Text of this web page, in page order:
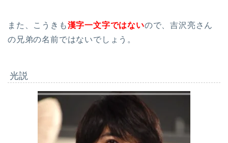
また、こうきも漢字一文字ではないので、吉沢亮さん
の兄弟の名前ではないでしょう。
光説